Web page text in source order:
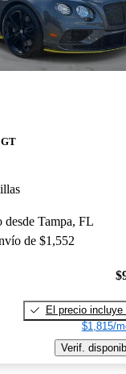
Tampa, FL
de $1,552
El precio incluye
$1,815/
Verif.